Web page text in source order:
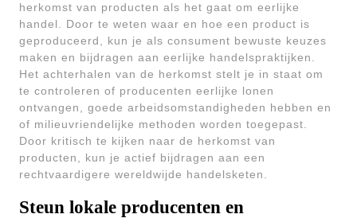
herkomst van producten als het gaat om eerlijke
handel. Door te weten waar en hoe een product is
geproduceerd, kun je als consument bewuste keuzes
maken en bijdragen aan eerlijke handelspraktijken.
Het achterhalen van de herkomst stelt je in staat om
te controleren of producenten eerlijke lonen
ontvangen, goede arbeidsomstandigheden hebben en
of milieuvriendelijke methoden worden toegepast.
Door kritisch te kijken naar de herkomst van
producten, kun je actief bijdragen aan een
rechtvaardigere wereldwijde handelsketen.
Steun lokale producenten en